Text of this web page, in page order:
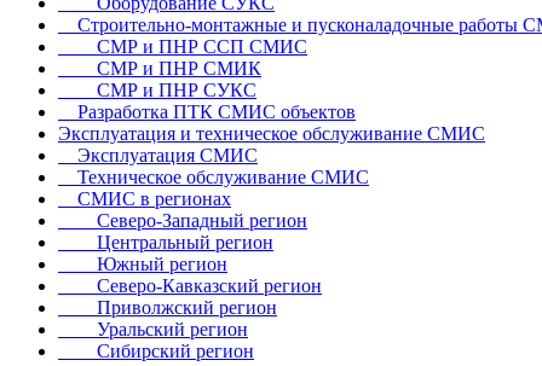
Строительно-монтажные и пусконаладочные работы
СМР и ПНР ССП СМИС
СМР и ПНР СМИК
СМР и ПНР СУКС
Разработка ПТК СМИС объектов
Эксплуатация и техническое обслуживание СМИС
Эксплуатация СМИС
Техническое обслуживание СМИС
СМИС в регионах
Северо-Западный регион
Центральный регион
Южный регион
Северо-Кавказский регион
Приволжский регион
Уральский регион
Сибирский регион